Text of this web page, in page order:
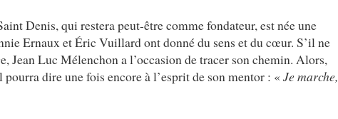
Denis, qui restera peut-être comme fondateur, est née une
Ernaux et Éric Vuillard ont donné du sens et du cœur. S’il ne
Jean Luc Mélenchon a l’occasion de tracer son chemin. Alors,
dire une fois encore à l’esprit de son mentor : « Je marche,